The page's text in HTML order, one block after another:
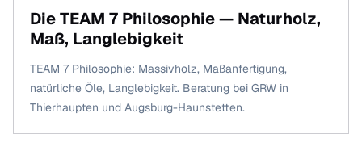
Die TEAM 7 Philosophie — Naturholz,
Maß, Langlebigkeit
TEAM 7 Philosophie: Massivholz, Maßanfertigung,
natürliche Öle, Langlebigkeit. Beratung bei GRW in
Thierhaupten und Augsburg-Haunstetten.